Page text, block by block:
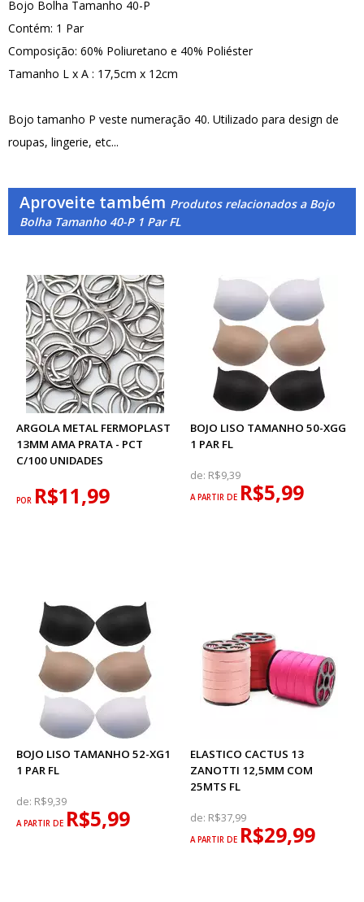
Bojo Bolha Tamanho 40-P
Contém: 1 Par
Composição: 60% Poliuretano e 40% Poliéster
Tamanho L x A : 17,5cm x 12cm
Bojo tamanho P veste numeração 40. Utilizado para design de
roupas, lingerie, etc...
Aproveite também Produtos relacionados a Bojo
Bolha Tamanho 40-P 1 Par FL
ARGOLA METAL FERMOPLAST
13MM AMA PRATA - PCT
C/100 UNIDADES
POR R$11,99
BOJO LISO TAMANHO 50-XGG
1 PAR FL
de: R$9,39
A PARTIR DE R$5,99
BOJO LISO TAMANHO 52-XG1
1 PAR FL
de: R$9,39
A PARTIR DE R$5,99
ELASTICO CACTUS 13
ZANOTTI 12,5MM COM
25MTS FL
de: R$37,99
A PARTIR DE R$29,99